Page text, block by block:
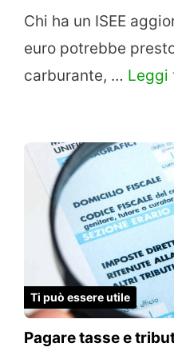
Chi ha un ISEE
euro potrebbe
carburante, … Leggi
Ti può essere utile
Pagare tasse e